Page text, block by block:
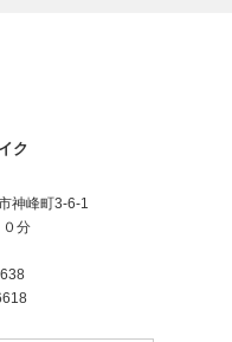
ク
神峰町3-6-1
分